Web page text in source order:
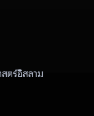
ตร์อิสลาม